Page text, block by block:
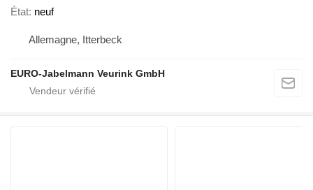
État neuf
Allemagne, Itterbeck
EURO-Jabelmann Veurink GmbH